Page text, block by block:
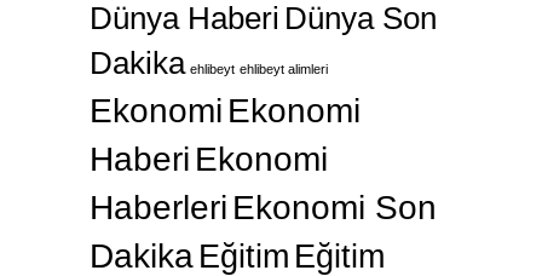
Dünya Haberi Dünya Son
Dakika ehlibeyt ehlibeyt alimleri
Ekonomi Ekonomi
Haberi Ekonomi
Haberleri Ekonomi Son
Dakika Eğitim Eğitim